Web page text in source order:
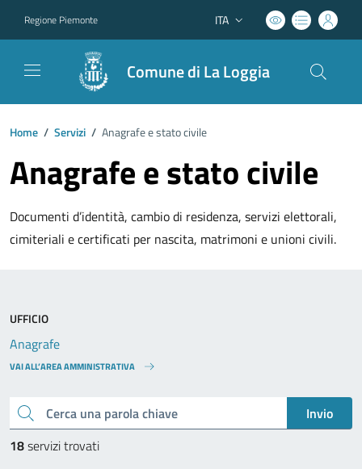
Regione Piemonte Lingua attiva:
ITA
Comune di La Loggia
Home / Servizi / Anagrafe e stato civile
Anagrafe e stato civile
Documenti d’identità, cambio di residenza, servizi elettorali,
cimiteriali e certificati per nascita, matrimoni e unioni civili.
Cerca una parola chiave
Invio
18servizi trovati
UFFICIO
Anagrafe
VAI ALL’AREA AMMINISTRATIVA